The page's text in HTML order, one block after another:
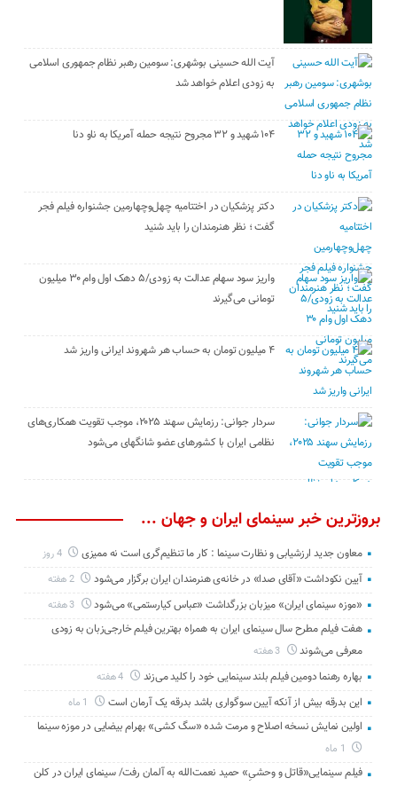
آیت الله حسینی بوشهری: سومین رهبر نظام جمهوری اسلامی
به زودی اعلام خواهد شد
۱۰۴ شهید و ۳۲ مجروح نتیجه حمله آمریکا به ناو دنا
دکتر پزشکیان در اختتامیه چهل‌وچهارمین جشنواره فیلم فجر
گفت ؛ نظر هنرمندان را باید شنید
واریز سود سهام عدالت به زودی/۵ دهک اول وام ۳۰ میلیون
تومانی می‌گیرند
۴ میلیون تومان به حساب هر شهروند ایرانی واریز شد
سردار جوانی: رزمایش سهند ۲۰۲۵، موجب تقویت همکاری‌های
نظامی ایران با کشور‌های عضو شانگهای می‌شود
بروزترین خبر سینمای ایران و جهان ...
معاون جدید ارزشیابی و نظارت سینما : کار ما تنظیم‌گری است نه ممیزی 4 روز
آیین نکوداشت «آقای صدا» در خانه‌ی هنرمندان ایران برگزار می‌شود 2 هفته
«موزه سینمای ایران» میزبان بزرگداشت «عباس کیارستمی» می‌شود 3 هفته
هفت فیلم مطرح سال سینمای ایران به همراه بهترین فیلم خارجی‌زبان به زودی
معرفی می‌شوند
3 هفته
بهاره رهنما دومین فیلم بلند سینمایی خود را کلید می‌زند
این بدرقه بیش از آنکه آیین سوگواری باشد بدرقه یک آرمان است
اولین نمایش نسخه اصلاح و مرمت شده «سگ کشی» بهرام بیضایی در موزه سینما
فیلم سینمایی«قاتل و وحشیِ» حمید نعمت‌الله به آلمان رفت/ سینمای ایران در کلن